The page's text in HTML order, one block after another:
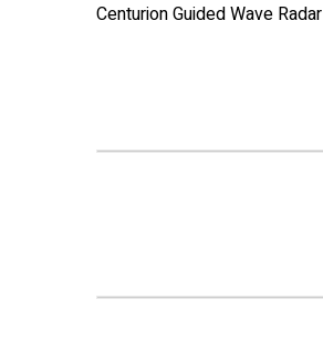
Centurion Guided Wave Radar